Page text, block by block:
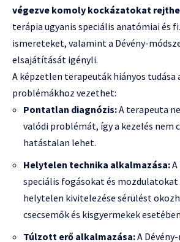
végezve komoly kockázatokat
terápia ugyanis speciális anatómiai és
ismereteket, valamint a Dévény-
elsajátítását igényli.
A képzetlen terapeuták hiányos tudása
problémákhoz vezethet:
Pontatlan diagnózis:A terapeuta
valódi problémát, így a kezelés nem
hatástalan lehet.
Helytelen technika alkalmazása:
speciális fogásokat és
helytelen kivitelezése sérülést
csecsemők és kisgyermekek
Túlzott erő alkalmazása:A